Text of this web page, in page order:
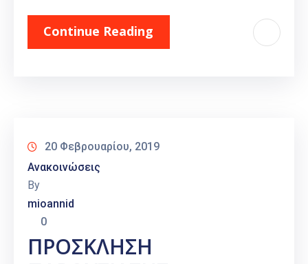
Continue Reading
20 Φεβρουαρίου, 2019
Ανακοινώσεις
By
mioannid
0
ΠΡΟΣΚΛΗΣΗ